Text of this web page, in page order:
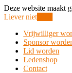
Deze website maakt
Liever niet
Vrijwilliger
Sponsor
Lid worden
Ledenshop
Contact